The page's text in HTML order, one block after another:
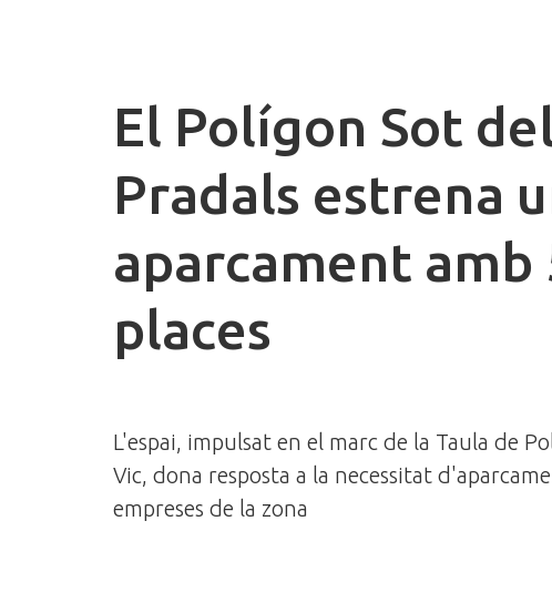
El Polígon Sot
Pradals estrena
aparcament amb
places
L'espai, impulsat en el marc de la Taula de
Vic, dona resposta a la necessitat
empreses de la zona